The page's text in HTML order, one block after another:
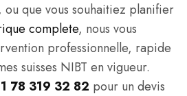
ou que vous souhaitiez planifier
complete, nous vous
professionnelle, rapide
suisses NIBT en vigueur.
78 319 32 82 pour un devis